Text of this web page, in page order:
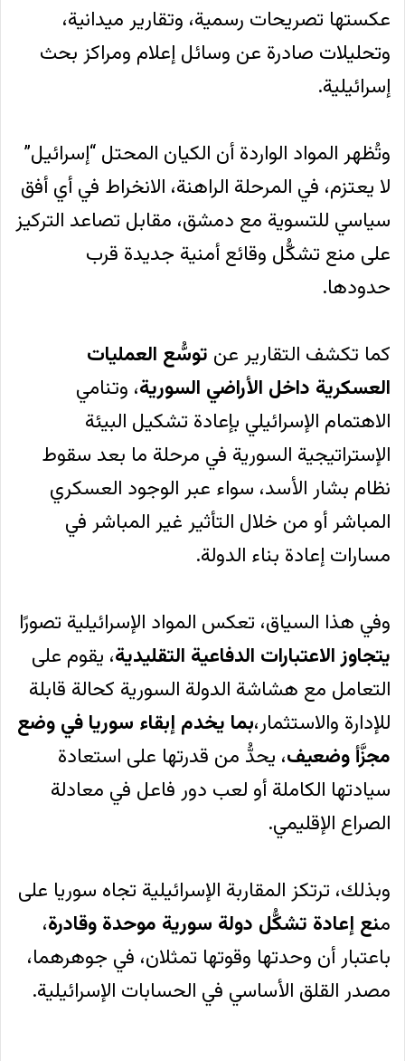
عكستها تصريحات رسمية، وتقارير ميدانية،
وتحليلات صادرة عن وسائل إعلام ومراكز بحث
إسرائيلية.
وتُظهر المواد الواردة أن الكيان المحتل “إسرائيل”
لا يعتزم، في المرحلة الراهنة، الانخراط في أي أفق
سياسي للتسوية مع دمشق، مقابل تصاعد التركيز
على منع تشكُّل وقائع أمنية جديدة قرب
حدودها.
كما تكشف التقارير عن توسُّع العمليات
العسكرية داخل الأراضي السورية، وتنامي
الاهتمام الإسرائيلي بإعادة تشكيل البيئة
الإستراتيجية السورية في مرحلة ما بعد سقوط
نظام بشار الأسد، سواء عبر الوجود العسكري
المباشر أو من خلال التأثير غير المباشر في
مسارات إعادة بناء الدولة.
وفي هذا السياق، تعكس المواد الإسرائيلية تصورًا
يتجاوز الاعتبارات الدفاعية التقليدية، يقوم على
التعامل مع هشاشة الدولة السورية كحالة قابلة
للإدارة والاستثمار،بما يخدم إبقاء سوريا في وضع
مجزَّأ وضعيف، يحدُّ من قدرتها على استعادة
سيادتها الكاملة أو لعب دور فاعل في معادلة
الصراع الإقليمي.
وبذلك، ترتكز المقاربة الإسرائيلية تجاه سوريا على
منع إعادة تشكُّل دولة سورية موحدة وقادرة،
باعتبار أن وحدتها وقوتها تمثلان، في جوهرهما،
مصدر القلق الأساسي في الحسابات الإسرائيلية.